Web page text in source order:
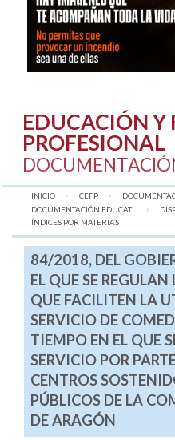
EDUCACIÓN
PROFESIONAL
INICIO CEFP
DOCUMENTACIÓN EDUCAT...
AQUÍ:
ÍNDICES POR MATERIAS
84/2018, DEL
EL QUE SE
QUE FACILITEN LA
SERVICIO DE
TIEMPO EN EL QUE
SERVICIO POR
CENTROS
PÚBLICOS DE LA
DE ARAGÓN